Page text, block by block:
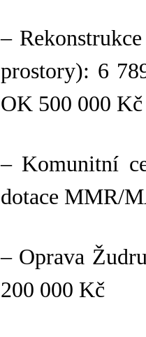
–
prostory): 6
OK 500 000 Kč
– Komunitní
dotace MMR/
– Oprava
200 000 Kč